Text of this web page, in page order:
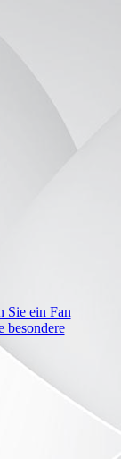
Sie ein Fan
besondere